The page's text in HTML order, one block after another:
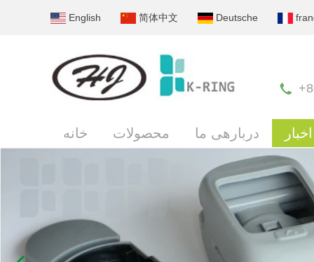
English 简体中文 Deutsche
خانه محصولات دربارهی ما اخبار